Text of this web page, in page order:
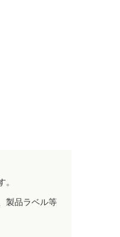
。
製品ラベル等